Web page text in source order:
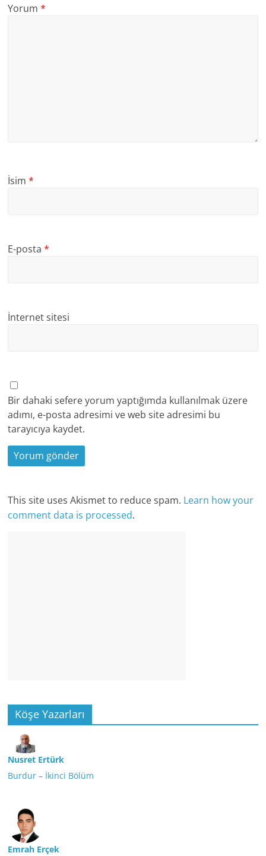
Yorum*
İsim*
E-posta*
İnternet sitesi
Bir dahaki sefere yorum yaptığımda kullanılmak üzere
adımı, e-posta adresimi ve web site adresimi bu
tarayıcıya kaydet.
This site uses Akismet to reduce spam. Learn how your
comment data is processed.
Köşe Yazarları
Nusret Ertürk
Burdur – İkinci Bölüm
Emrah Erçek